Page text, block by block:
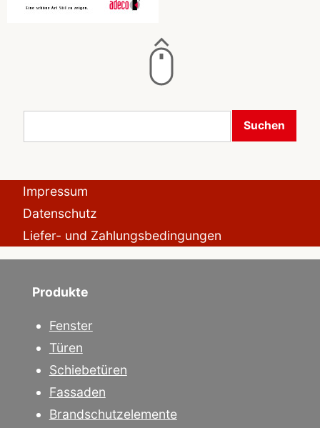
Suchen
Impressum
Datenschutz
Liefer- und Zahlungsbedingungen
Produkte
Fenster
Türen
Schiebetüren
Fassaden
Brandschutzelemente